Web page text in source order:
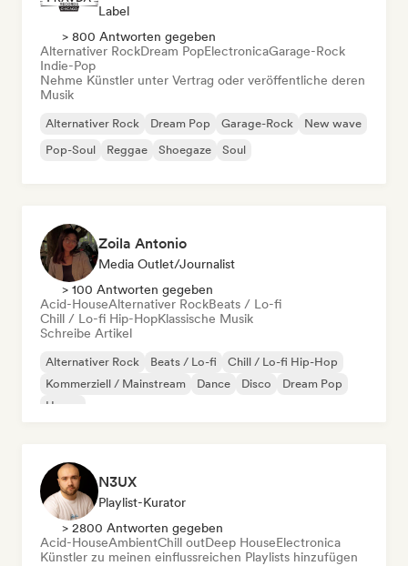
Label
> 800 Antworten gegeben
Alternativer RockDream PopElectronicaGarage-Rock
Indie-Pop
Nehme Künstler unter Vertrag oder veröffentliche deren
Musik
Alternativer Rock Dream Pop Garage-Rock
New wave
Pop-Soul
Reggae Shoegaze Soul
Zoila Antonio
Media Outlet/Journalist
> 100 Antworten gegeben
Acid-HouseAlternativer RockBeats / Lo-fi
Chill / Lo-fi Hip-HopKlassische Musik
Schreibe Artikel
Alternativer Rock Beats / Lo-fi
Chill / Lo-fi Hip-Hop
Kommerziell / Mainstream
Dance Disco
Dream Pop
House
N3UX
Playlist-Kurator
> 2800 Antworten gegeben
Acid-HouseAmbientChill outDeep HouseElectronica
Künstler zu meinen einflussreichen Playlists hinzufügen